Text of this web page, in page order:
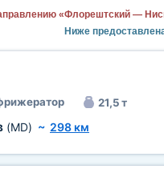
«Флорештский —
Ниже
21,5 т
(MD) ~ 298 км